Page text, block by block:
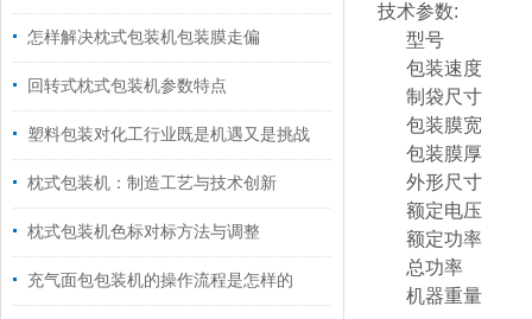
怎样解决枕式包装机包装膜走偏
回转式枕式包装机参数特点
塑料包装对化工行业既是机遇又是挑战
枕式包装机：制造工艺与技术创新
枕式包装机色标对标方法与调整
充气面包包装机的操作流程是怎样的
技术参数:
型号
包装速度
制袋尺寸
包装膜宽
包装膜厚
外形尺寸
额定电压
额定功率
总功率
机器重量